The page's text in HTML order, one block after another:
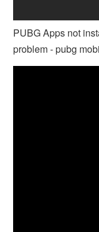
PUBG Apps not
problem - pubg